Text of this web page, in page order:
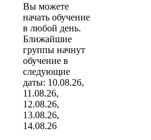
Вы можете
начать обучение
в любой день.
Ближайшие
группы начнут
обучение в
следующие
даты: 10.08.26,
11.08.26,
12.08.26,
13.08.26,
14.08.26